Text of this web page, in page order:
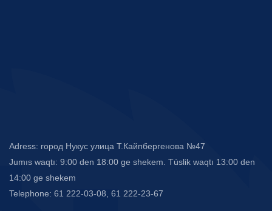
Adress: город Нукус улица Т.Кайпбергенова №47
Jumıs waqtı: 9:00 den 18:00 ge shekem. Túslik waqtı 13:00 den
14:00 ge shekem
Telephone: 61 222-03-08, 61 222-23-67